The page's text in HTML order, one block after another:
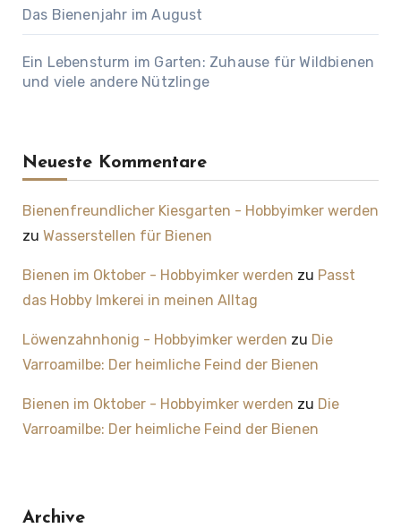
Das Bienenjahr im August
Ein Lebensturm im Garten: Zuhause für Wildbienen
und viele andere Nützlinge
Neueste Kommentare
Bienenfreundlicher Kiesgarten - Hobbyimker werden
zu Wasserstellen für Bienen
Bienen im Oktober - Hobbyimker werden zu Passt
das Hobby Imkerei in meinen Alltag
Löwenzahnhonig - Hobbyimker werden zu Die
Varroamilbe: Der heimliche Feind der Bienen
Bienen im Oktober - Hobbyimker werden zu Die
Varroamilbe: Der heimliche Feind der Bienen
Archive